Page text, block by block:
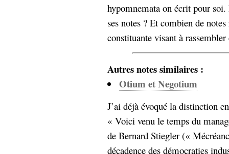
hypomnemata on écrit pour
ses notes ? Et combien de
constituante visant à
Autres notes similaires :
Otium et Negotium
J’ai déjà évoqué la distinction
« Voici venu le temps du
de Bernard Stiegler («
décadence des démocraties